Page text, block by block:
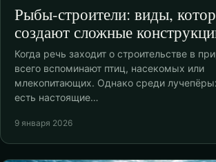
Рыбы-строители: виды,
создают сложные
Когда речь заходит о строительстве в
всего вспоминают птиц, насекомых или
млекопитающих. Однако среди
есть настоящие…
9 января 2026